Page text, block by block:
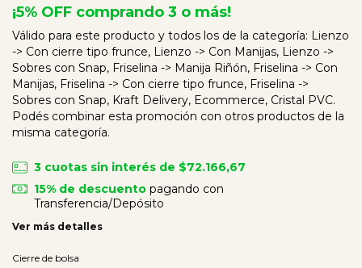
¡5% OFF comprando 3 o más!
Válido para este producto y todos los de la categoría: Lienzo
-> Con cierre tipo frunce, Lienzo -> Con Manijas, Lienzo ->
Sobres con Snap, Friselina -> Manija Riñón, Friselina -> Con
Manijas, Friselina -> Con cierre tipo frunce, Friselina ->
Sobres con Snap, Kraft Delivery, Ecommerce, Cristal PVC.
Podés combinar esta promoción con otros productos de la
misma categoría.
3 cuotas sin interés de $72.166,67
15% de descuentopagando con
Transferencia/Depósito
Ver más detalles
Cierre de bolsa